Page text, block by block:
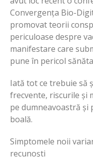
Convergența Bio-
promovat teorii
periculoase despre
manifestare care
pune în pericol
Iată tot ce trebuie să
frecvente, riscurile și
pe dumneavoastră și
boală.
Simptomele noii
recunoști